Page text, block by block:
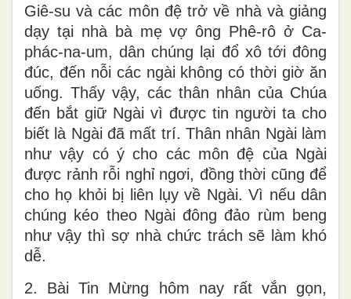
Giê-su và các môn đệ trở về nhà và giảng
dạy tại nhà bà mẹ vợ ông Phê-rô ở Ca-
phác-na-um, dân chúng lại đổ xô tới đông
đúc, đến nỗi các ngài không có thời giờ ăn
uống. Thấy vậy, các thân nhân của Chúa
đến bắt giữ Ngài vì được tin người ta cho
biết là Ngài đã mất trí. Thân nhân Ngài làm
như vậy có ý cho các môn đệ của Ngài
được rảnh rỗi nghỉ ngơi, đồng thời cũng để
cho họ khỏi bị liên lụy về Ngài. Vì nếu dân
chúng kéo theo Ngài đông đảo rùm beng
như vậy thì sợ nhà chức trách sẽ làm khó
dễ.
2. Bài Tin Mừng hôm nay rất vắn gọn,